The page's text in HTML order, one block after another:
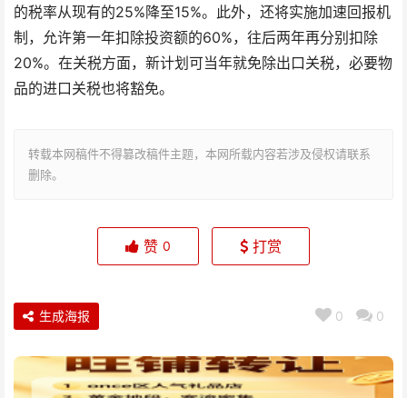
的税率从现有的25%降至15%。此外，还将实施加速回报机
制，允许第一年扣除投资额的60%，往后两年再分别扣除
20%。在关税方面，新计划可当年就免除出口关税，必要物
品的进口关税也将豁免。
转载本网稿件不得篡改稿件主题，本网所载内容若涉及侵权请联系
删除。
赞 0 打赏
0 0
生成海报